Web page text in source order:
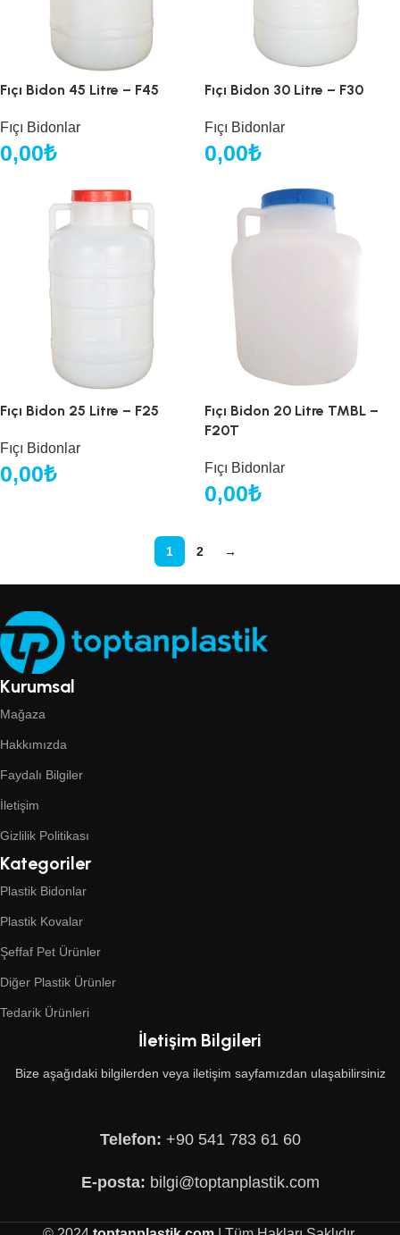
Fıçı Bidon 45 Litre – F45
Fıçı Bidonlar
0,00₺
Fıçı Bidon 30 Litre – F30
Fıçı Bidonlar
0,00₺
Fıçı Bidon 25 Litre – F25
Fıçı Bidonlar
0,00₺
Fıçı Bidon 20 Litre TMBL –
F20T
Fıçı Bidonlar
0,00₺
1 2 →
Kurumsal
Mağaza
Hakkımızda
Faydalı Bilgiler
İletişim
Gizlilik Politikası
Kategoriler
Plastik Bidonlar
Plastik Kovalar
Şeffaf Pet Ürünler
Diğer Plastik Ürünler
Tedarik Ürünleri
İletişim Bilgileri
Bize aşağıdaki bilgilerden veya iletişim sayfamızdan ulaşabilirsiniz
Telefon: +90 541 783 61 60
E-posta: bilgi@toptanplastik.com